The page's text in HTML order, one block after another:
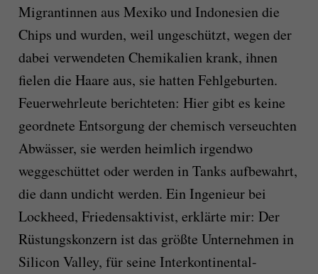
Migrantinnen aus Mexiko und Indonesien die
Chips und wurden, weil ungeschützt, wegen der
dabei verwendeten Chemikalien krank, ihnen
fielen die Haare aus, sie hatten Fehlgeburten.
Feuerwehrleute berichteten: Hier gibt es keine
geordnete Entsorgung der chemisch verseuchten
Abwässer, sie werden heimlich irgendwo
weggeschüttet oder werden in Tanks aufbewahrt,
die dann undicht werden. Ein Ingenieur bei
Lockheed, Friedensaktivist, erklärte mir: Der
Rüstungskonzern ist das größte Unternehmen in
Silicon Valley, für seine Interkontinental-